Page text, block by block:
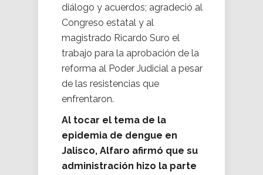
diálogo y acuerdos; agradeció al
Congreso estatal y al
magistrado Ricardo Suro el
trabajo para la aprobación de la
reforma al Poder Judicial a pesar
de las resistencias que
enfrentaron.
Al tocar el tema de la
epidemia de dengue en
Jalisco, Alfaro afirmó que su
administración hizo la parte